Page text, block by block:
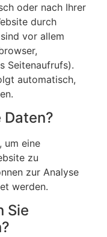
oder nach Ihrer
durch
vor allem
Seitenaufrufs).
automatisch,
um eine
zu
zur Analyse
werden.
Sie